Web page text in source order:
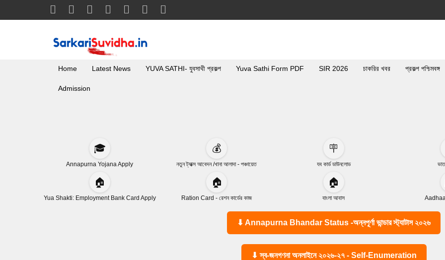
Home Latest News YUVA SATHI- যুবসাথী প্রকল্প Yuva Sathi Form PDF SIR 2026 চাকরির খবর প্রকল্প পশ্চিমবঙ্গ
Admission
🎓
Annapurna Yojana Apply
💰
নতুন ট্যাক্স আবেদন /খানা আলাদা - পঞ্চায়েত
🪧
যব কার্ড ডাউনলোড
🏠
Yua Shakti: Employment Bank Card Apply
🏠
Ration Card - রেশন কার্ডের কাজ
🏠
বাংলা আবাস
⬇ Annapurna Bhandar Status -অন্নপূর্ণা ভান্ডার স্ট্যাটাস ২০২৬
⬇ স্ব-জনগণনা অনলাইনে ২০২৬-২৭ - Self-Enumeration